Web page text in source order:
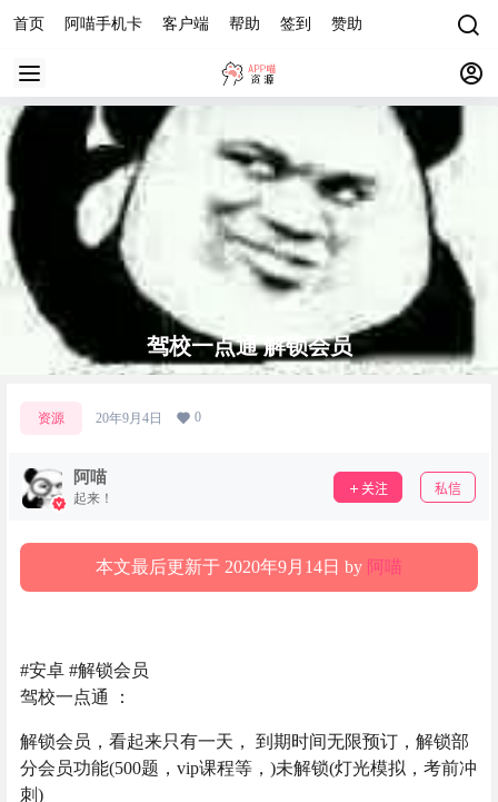
首页 阿喵手机卡 客户端 帮助 签到 赞助
驾校一点通 解锁会员
资源 20年9月4日 0
阿喵
起来！
关注 私信
本文最后更新于 2020年9月14日 by 阿喵
#安卓 #解锁会员
驾校一点通 ：
解锁会员，看起来只有一天， 到期时间无限预订，解锁部
分会员功能(500题，vip课程等，)未解锁(灯光模拟，考前冲
刺)